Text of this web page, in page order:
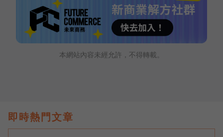
本網站內容未經允許，不得轉載。
即時熱門文章